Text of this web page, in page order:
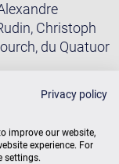
Christoph
du Quatuor
(France
Swiss Classic,
Muzical), ainsi
a enregistré
Privacy policy
improve our website,
experience. For
settings.